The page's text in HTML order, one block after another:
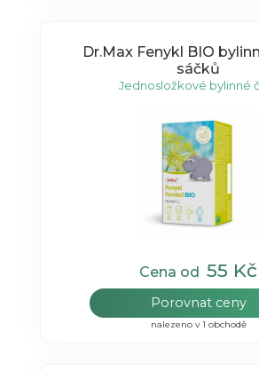
Dr.Max Fenykl BIO
sáčků
Jednosložkové bylinné
Cena od55 Kč
Porovnat ceny
nalezeno v 1 obchodě